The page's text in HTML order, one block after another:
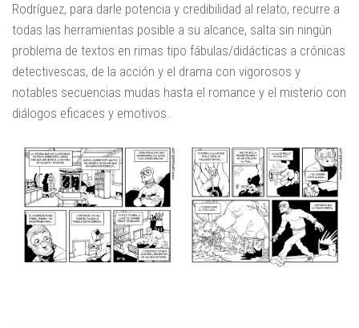
Rodríguez, para darle potencia y credibilidad al relato, recurre a
todas las herramientas posible a su alcance, salta sin ningún
problema de textos en rimas tipo fábulas/didácticas a crónicas
detectivescas, de la acción y el drama con vigorosos y
notables secuencias mudas hasta el romance y el misterio con
diálogos eficaces y emotivos.